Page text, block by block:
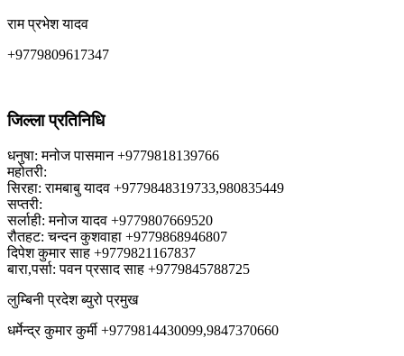
राम प्रभेश यादव
+9779809617347
जिल्ला प्रतिनिधि
धनुषा: मनोज पासमान +9779818139766
महोतरी:
सिरहा: रामबाबु यादव +9779848319733,980835449
सप्तरी:
सर्लाही: मनोज यादव +9779807669520
रौतहट: चन्दन कुशवाहा +9779868946807
दिपेश कुमार साह +9779821167837
बारा,पर्सा: पवन प्रसाद साह +9779845788725
लुम्बिनी प्रदेश ब्युरो प्रमुख
धर्मेन्द्र कुमार कुर्मी +9779814430099,9847370660